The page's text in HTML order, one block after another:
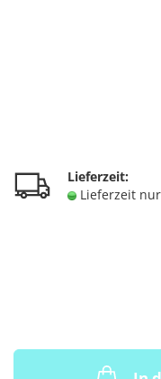
Lieferzeit:
Lieferzeit